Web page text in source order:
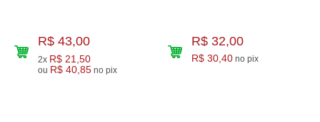
R$ 43,00
2x R$ 21,50
ou R$ 40,85 no pix
R$ 32,00
R$ 30,40 no pix